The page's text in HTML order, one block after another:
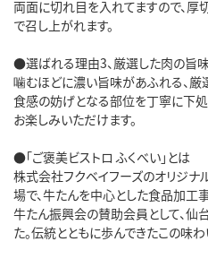
両面に切れ目を入れてますので、厚
で召し上がれます。
●選ばれる理由3、厳選した肉の旨
噛むほどに濃い旨味があふれる、厳
食感の妨げとなる部位を丁寧に下
お楽しみいただけます。
●「ご褒美ビストロ ふくべい」とは
株式会社フクベイフーズのオリジナ
場で、牛たんを中心とした食品加工
牛たん振興会の賛助会員として、仙
た。伝統とともに歩んできたこの味わ